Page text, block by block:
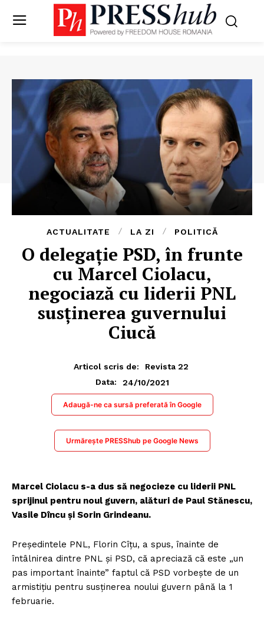
ACTUALITATE LA ZI POLITICĂ
O delegație PSD, în frunte
cu Marcel Ciolacu,
negociază cu liderii PNL
susținerea guvernului
Ciucă
Articol scris de:
Revista 22
Data:
24/10/2021
Adaugă-ne ca sursă preferată în Google
Urmărește PRESShub pe Google News
Marcel Ciolacu s-a dus să negocieze cu liderii PNL
sprijinul pentru noul guvern, alături de Paul Stănescu,
Vasile Dîncu și Sorin Grindeanu.
Preşedintele PNL, Florin Cîţu, a spus, înainte de
întâlnirea dintre PNL și PSD, că apreciază că este „un
pas important înainte” faptul că PSD vorbeşte de un
armistiţiu pentru susţinerea noului guvern până la 1
februarie.